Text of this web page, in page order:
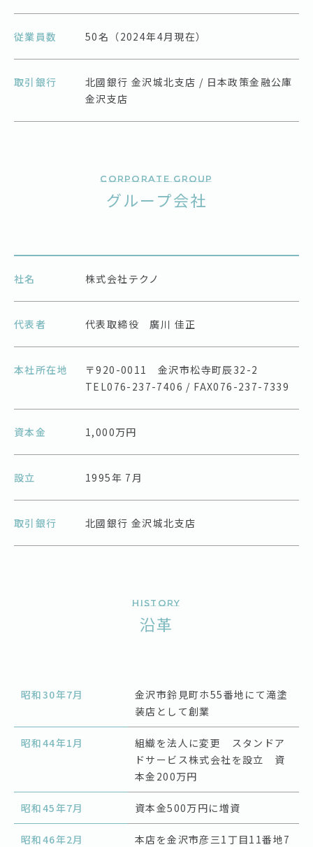
従業員数 50名（2024年4月現在）
取引銀行
北國銀行 金沢城北支店 / 日本政策金融公庫
金沢支店
Corporate group
グループ会社
社名 株式会社テクノ
代表者 代表取締役 廣川 佳正
本社所在地
〒920-0011 金沢市松寺町辰32-2
TEL076-237-7406 / FAX076-237-7339
資本金 1,000万円
設立 1995年 7月
取引銀行 北國銀行 金沢城北支店
History
沿革
昭和30年7月
金沢市鈴見町ホ55番地にて滝塗
装店として創業
昭和44年1月
組織を法人に変更 スタンドア
ドサービス株式会社を設立 資
本金200万円
昭和45年7月 資本金500万円に増資
昭和46年2月
本店を金沢市彦三1丁目11番地7